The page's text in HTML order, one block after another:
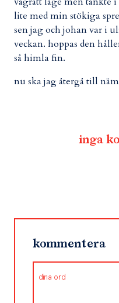
lite med min stökiga
sen jag och johan var i
veckan. hoppas den
så himla fin.
nu ska jag återgå till
inga
kommentera